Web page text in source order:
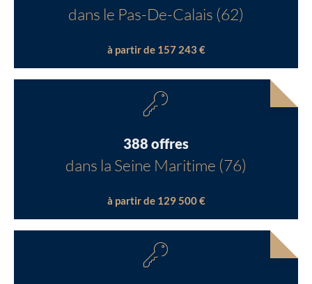
dans le Pas-De-Calais (62)
à partir de 157 243 €
388 offres
dans la Seine Maritime (76)
à partir de 129 500 €